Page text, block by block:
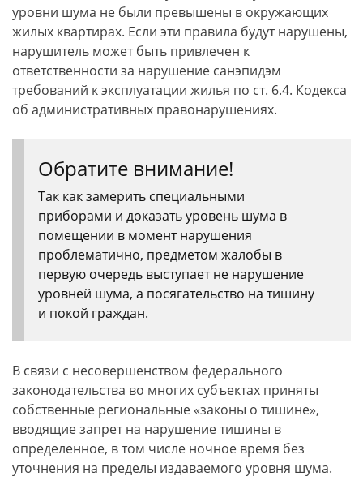
уровни шума не были превышены в окружающих
жилых квартирах. Если эти правила будут нарушены,
нарушитель может быть привлечен к
ответственности за нарушение санэпидэм
требований к эксплуатации жилья по ст. 6.4. Кодекса
об административных правонарушениях.
Обратите внимание!
Так как замерить специальными
приборами и доказать уровень шума в
помещении в момент нарушения
проблематично, предметом жалобы в
первую очередь выступает не нарушение
уровней шума, а посягательство на тишину
и покой граждан.
В связи с несовершенством федерального
законодательства во многих субъектах приняты
собственные региональные «законы о тишине»,
вводящие запрет на нарушение тишины в
определенное, в том числе ночное время без
уточнения на пределы издаваемого уровня шума.